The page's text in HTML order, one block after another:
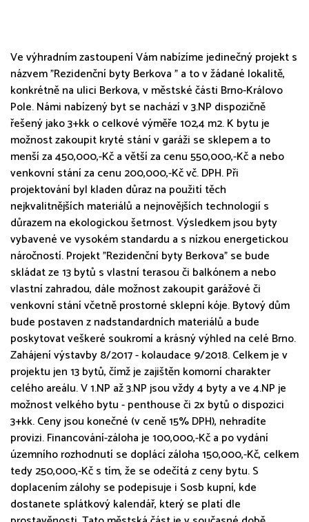
Ve výhradním zastoupení Vám nabízíme jedinečný projekt s
názvem "Rezidenční byty Berkova " a to v žádané lokalitě,
konkrétně na ulici Berkova, v městské části Brno-Královo
Pole. Námi nabízený byt se nachází v 3.NP dispozičně
řešený jako 3+kk o celkové výměře 102,4 m2. K bytu je
možnost zakoupit kryté stání v garáži se sklepem a to
menší za 450,000,-Kč a větší za cenu 550,000,-Kč a nebo
venkovní stání za cenu 200,000,-Kč vč. DPH. Při
projektování byl kladen důraz na použití těch
nejkvalitnějších materiálů a nejnovějších technologií s
důrazem na ekologickou šetrnost. Výsledkem jsou byty
vybavené ve vysokém standardu a s nízkou energetickou
náročností. Projekt "Rezidenční byty Berkova" se bude
skládat ze 13 bytů s vlastní terasou či balkónem a nebo
vlastní zahradou, dále možnost zakoupit garážové či
venkovní stání včetně prostorné sklepní kóje. Bytový dům
bude postaven z nadstandardních materiálů a bude
poskytovat veškeré soukromí a krásný výhled na celé Brno.
Zahájení výstavby 8/2017 - kolaudace 9/2018. Celkem je v
projektu jen 13 bytů, čímž je zajištěn komorní charakter
celého areálu. V 1.NP až 3.NP jsou vždy 4 byty a ve 4.NP je
možnost velkého bytu - penthouse či 2x bytů o dispozici
3+kk. Ceny jsou konečné (v ceně 15% DPH), nehradíte
provizi. Financování-záloha je 100,000,-Kč a po vydání
územního rozhodnutí se doplácí záloha 150,000,-Kč, celkem
tedy 250,000,-Kč s tím, že se odečítá z ceny bytu. S
doplacením zálohy se podepisuje i Sosb kupní, kde
dostanete splátkový kalendář, který se platí dle